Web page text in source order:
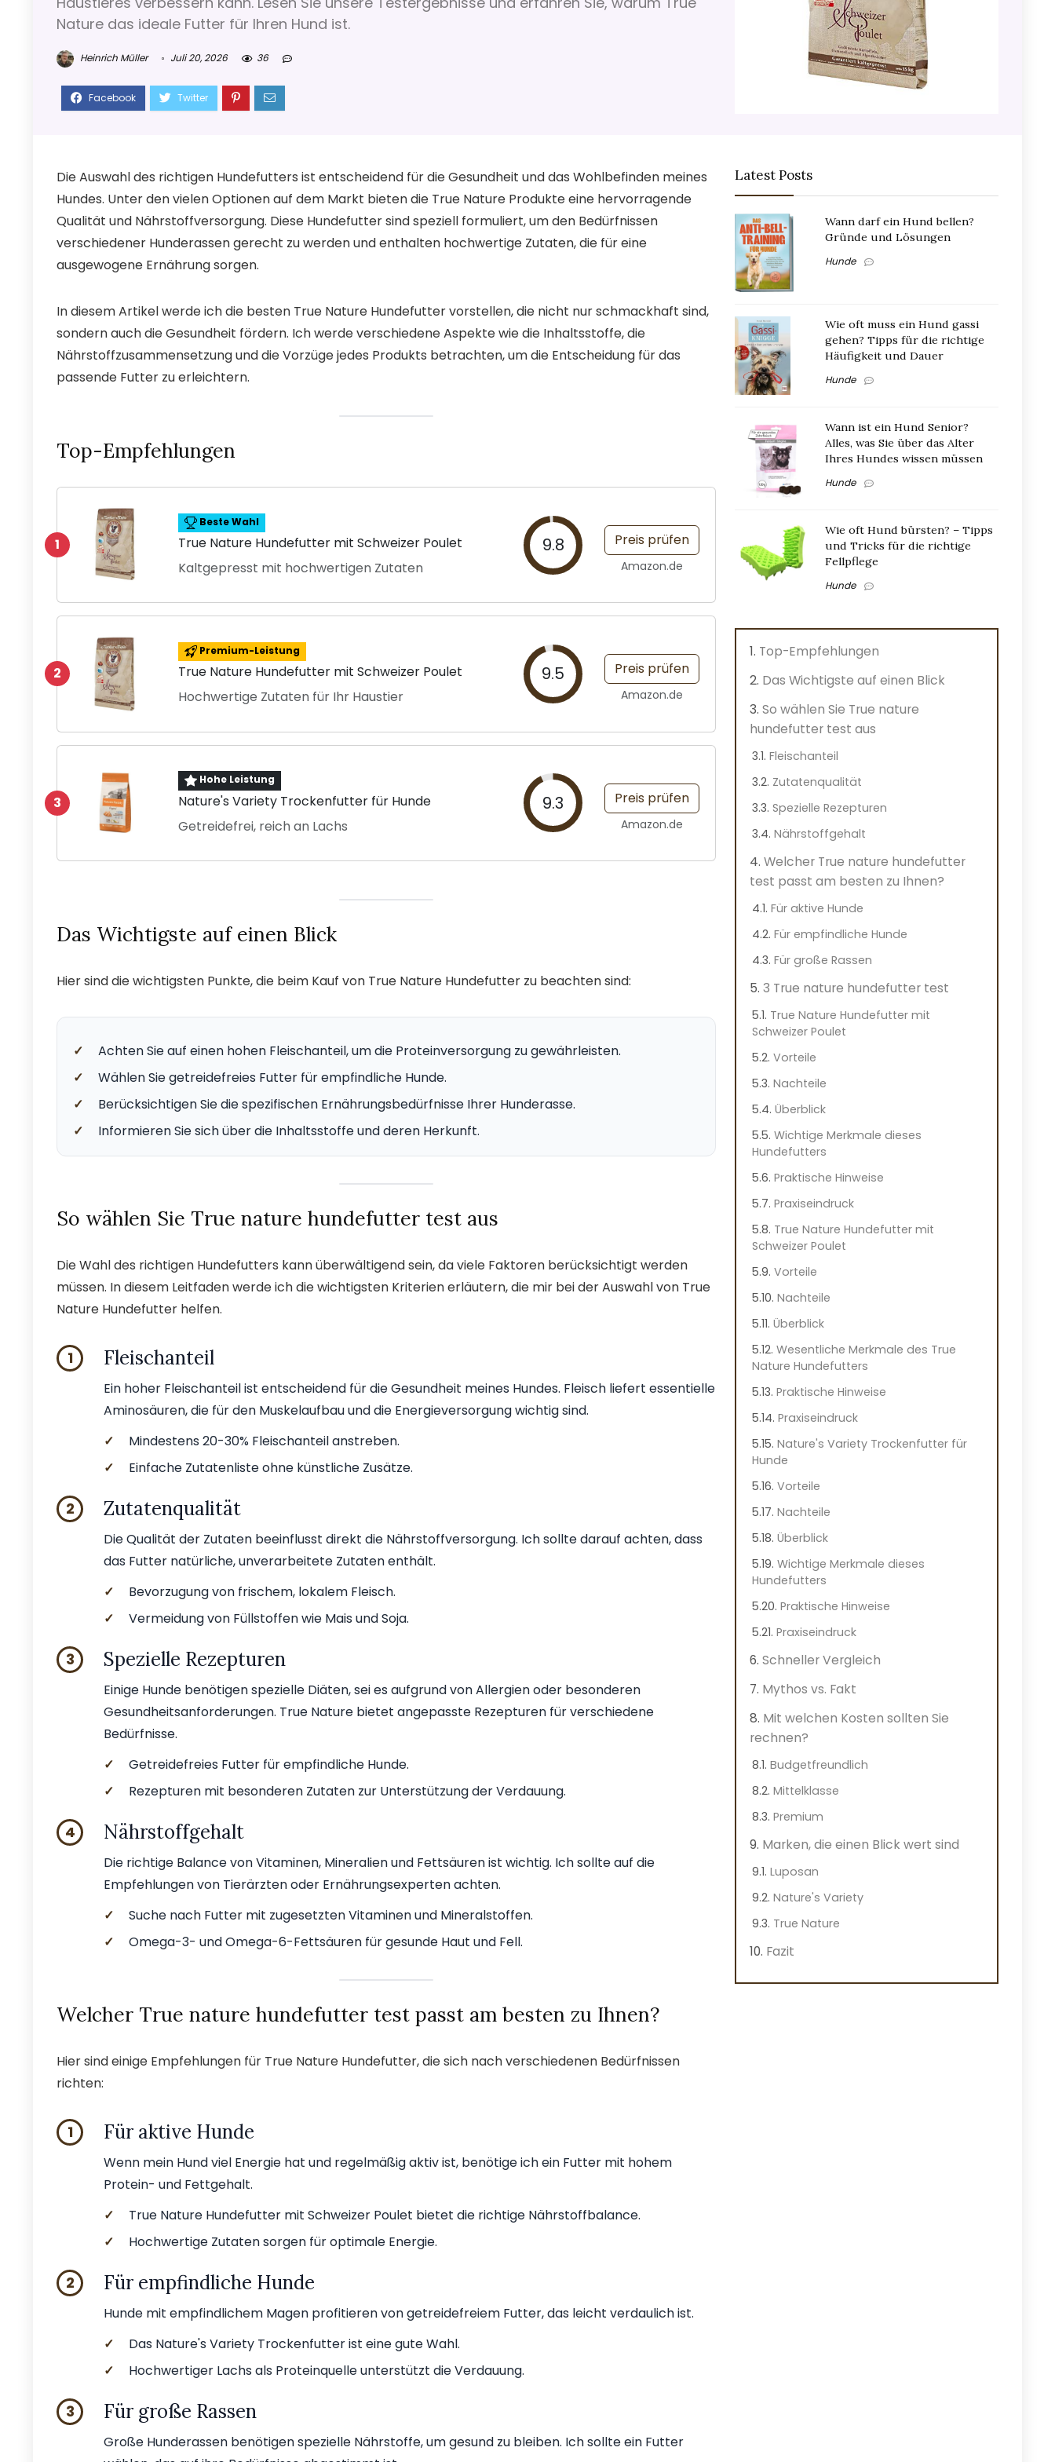
Nature das ideale Futter für Ihren Hund ist.
Heinrich Müller Juli 20, 2026 36
Die Auswahl des richtigen Hundefutters ist entscheidend für die Gesundheit und das Wohlbefinden meines
Hundes. Unter den vielen Optionen auf dem Markt bieten die True Nature Produkte eine hervorragende
Qualität und Nährstoffversorgung. Diese Hundefutter sind speziell formuliert, um den Bedürfnissen
verschiedener Hunderassen gerecht zu werden und enthalten hochwertige Zutaten, die für eine
ausgewogene Ernährung sorgen.
In diesem Artikel werde ich die besten True Nature Hundefutter vorstellen, die nicht nur schmackhaft sind,
sondern auch die Gesundheit fördern. Ich werde verschiedene Aspekte wie die Inhaltsstoffe, die
Nährstoffzusammensetzung und die Vorzüge jedes Produkts betrachten, um die Entscheidung für das
passende Futter zu erleichtern.
Top-Empfehlungen
1
Beste Wahl
True Nature Hundefutter mit Schweizer Poulet
Kaltgepresst mit hochwertigen Zutaten
9.8 Preis prüfen
Amazon.de
2
Premium-Leistung
True Nature Hundefutter mit Schweizer Poulet
Hochwertige Zutaten für Ihr Haustier
9.5 Preis prüfen
Amazon.de
3
Hohe Leistung
Nature's Variety Trockenfutter für Hunde
Getreidefrei, reich an Lachs
9.3 Preis prüfen
Amazon.de
Das Wichtigste auf einen Blick
Hier sind die wichtigsten Punkte, die beim Kauf von True Nature Hundefutter zu beachten sind:
✓
Achten Sie auf einen hohen Fleischanteil, um die Proteinversorgung zu gewährleisten.
✓
Wählen Sie getreidefreies Futter für empfindliche Hunde.
✓
Berücksichtigen Sie die spezifischen Ernährungsbedürfnisse Ihrer Hunderasse.
✓
Informieren Sie sich über die Inhaltsstoffe und deren Herkunft.
So wählen Sie True nature hundefutter test aus
Die Wahl des richtigen Hundefutters kann überwältigend sein, da viele Faktoren berücksichtigt werden
müssen. In diesem Leitfaden werde ich die wichtigsten Kriterien erläutern, die mir bei der Auswahl von True
Nature Hundefutter helfen.
1 Fleischanteil
Ein hoher Fleischanteil ist entscheidend für die Gesundheit meines Hundes. Fleisch liefert essentielle
Aminosäuren, die für den Muskelaufbau und die Energieversorgung wichtig sind.
✓
Mindestens 20-30% Fleischanteil anstreben.
✓
Einfache Zutatenliste ohne künstliche Zusätze.
2 Zutatenqualität
Die Qualität der Zutaten beeinflusst direkt die Nährstoffversorgung. Ich sollte darauf achten, dass
das Futter natürliche, unverarbeitete Zutaten enthält.
✓
Bevorzugung von frischem, lokalem Fleisch.
✓
Vermeidung von Füllstoffen wie Mais und Soja.
3 Spezielle Rezepturen
Einige Hunde benötigen spezielle Diäten, sei es aufgrund von Allergien oder besonderen
Gesundheitsanforderungen. True Nature bietet angepasste Rezepturen für verschiedene
Bedürfnisse.
✓
Getreidefreies Futter für empfindliche Hunde.
✓
Rezepturen mit besonderen Zutaten zur Unterstützung der Verdauung.
4 Nährstoffgehalt
Die richtige Balance von Vitaminen, Mineralien und Fettsäuren ist wichtig. Ich sollte auf die
Empfehlungen von Tierärzten oder Ernährungsexperten achten.
✓
Suche nach Futter mit zugesetzten Vitaminen und Mineralstoffen.
✓
Omega-3- und Omega-6-Fettsäuren für gesunde Haut und Fell.
Welcher True nature hundefutter test passt am besten zu Ihnen?
Hier sind einige Empfehlungen für True Nature Hundefutter, die sich nach verschiedenen Bedürfnissen
richten:
1 Für aktive Hunde
Wenn mein Hund viel Energie hat und regelmäßig aktiv ist, benötige ich ein Futter mit hohem
Protein- und Fettgehalt.
✓
True Nature Hundefutter mit Schweizer Poulet bietet die richtige Nährstoffbalance.
✓
Hochwertige Zutaten sorgen für optimale Energie.
2 Für empfindliche Hunde
Hunde mit empfindlichem Magen profitieren von getreidefreiem Futter, das leicht verdaulich ist.
✓
Das Nature's Variety Trockenfutter ist eine gute Wahl.
✓
Hochwertiger Lachs als Proteinquelle unterstützt die Verdauung.
3 Für große Rassen
Große Hunderassen benötigen spezielle Nährstoffe, um gesund zu bleiben. Ich sollte ein Futter
Latest Posts
Wann darf ein Hund bellen?
Gründe und Lösungen
Hunde
Wie oft muss ein Hund gassi
gehen? Tipps für die richtige
Häufigkeit und Dauer
Hunde
Wann ist ein Hund Senior?
Alles, was Sie über das Alter
Ihres Hundes wissen müssen
Hunde
Wie oft Hund bürsten? – Tipps
und Tricks für die richtige
Fellpflege
Hunde
Top-Empfehlungen
Das Wichtigste auf einen Blick
So wählen Sie True nature
hundefutter test aus
Fleischanteil
Zutatenqualität
Spezielle Rezepturen
Nährstoffgehalt
Welcher True nature hundefutter
test passt am besten zu Ihnen?
Für aktive Hunde
Für empfindliche Hunde
Für große Rassen
3 True nature hundefutter test
True Nature Hundefutter mit
Schweizer Poulet
Vorteile
Nachteile
Überblick
Wichtige Merkmale dieses
Hundefutters
Praktische Hinweise
Praxiseindruck
True Nature Hundefutter mit
Schweizer Poulet
Vorteile
Nachteile
Überblick
Wesentliche Merkmale des True
Nature Hundefutters
Praktische Hinweise
Praxiseindruck
Nature's Variety Trockenfutter für
Hunde
Vorteile
Nachteile
Überblick
Wichtige Merkmale dieses
Hundefutters
Praktische Hinweise
Praxiseindruck
Schneller Vergleich
Mythos vs. Fakt
Mit welchen Kosten sollten Sie
rechnen?
Budgetfreundlich
Mittelklasse
Premium
Marken, die einen Blick wert sind
Luposan
Nature's Variety
True Nature
Fazit